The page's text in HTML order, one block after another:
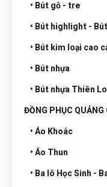
• Bút gỗ - tre
• Bút highlight -
• Bút kim loại cao
• Bút nhựa
• Bút nhựa Thiên
ĐỒNG PHỤC QUẢNG
• Áo Khoác
• Áo Thun
• Ba lô Học Sinh -